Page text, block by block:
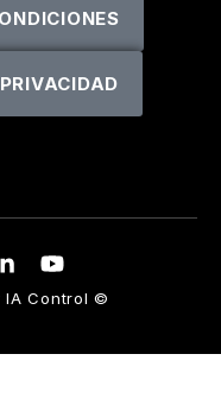
IA Control ©